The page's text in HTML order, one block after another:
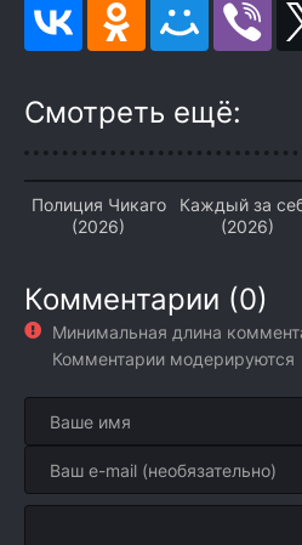
Смотреть ещё:
Полиция Чикаго
(2026)
Каждый за
(2026)
Комментарии (0)
Минимальная длина
Комментарии модерируются